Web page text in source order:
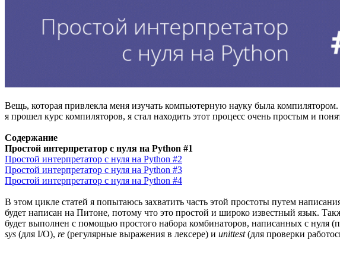
Вещь, которая привлекла меня изучать компьютерную науку была
я прошел курс компиляторов, я стал находить этот процесс очень простым и
Содержание
Простой интерпретатор с нуля на Python #1
Простой интерпретатор с нуля на Python #2
Простой интерпретатор с нуля на Python #3
Простой интерпретатор с нуля на Python #4
В этом цикле статей я попытаюсь захватить часть этой простоты путем
будет написан на Питоне, потому что это простой и широко известный язык.
будет выполнен с помощью простого набора комбинаторов, написанных с нуля
sys (для I/O), re (регулярные выражения в лексере) и unittest(для проверки